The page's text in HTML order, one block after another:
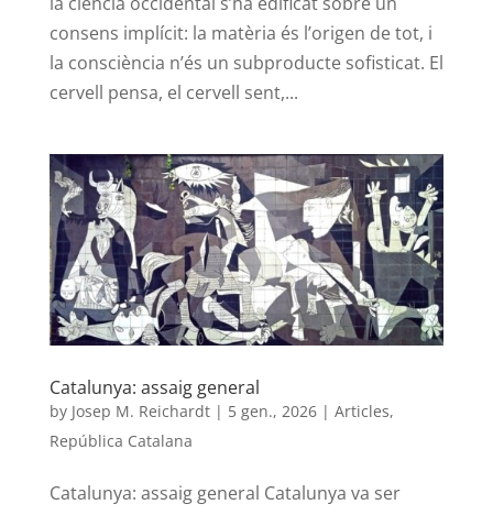
consens implícit: la matèria és l’origen de tot, i
la consciència n’és un subproducte sofisticat. El
cervell pensa, el cervell sent,...
Catalunya: assaig general
by Josep M. Reichardt| 5 gen., 2026| Articles,
República Catalana
Catalunya: assaig general Catalunya va ser